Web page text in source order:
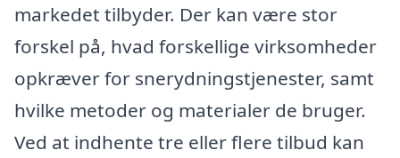
markedet tilbyder. Der kan være stor
forskel på, hvad forskellige virksomheder
opkræver for snerydningstjenester, samt
hvilke metoder og materialer de bruger.
Ved at indhente tre eller flere tilbud kan